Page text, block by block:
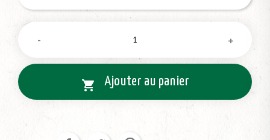
 Ajouter au panier